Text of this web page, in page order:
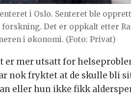
i Oslo. Senteret ble
Det er oppkalt etter
i økonomi. (Foto: Privat)
er mer utsatt for
nok fryktet at de skulle bli
eller hun ikke fikk